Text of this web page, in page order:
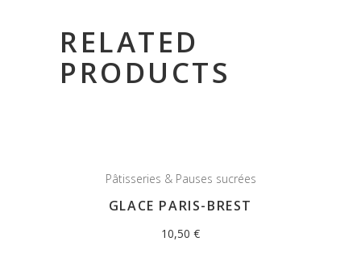
RELATED
PRODUCTS
Pâtisseries & Pauses sucrées
GLACE PARIS-BREST
10,50 €